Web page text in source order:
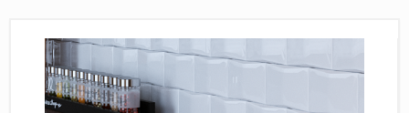
Декоры кухонных фартуков
Декоры ЛДСП для мебели